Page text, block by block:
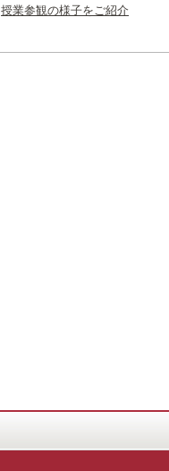
授業参観の様子をご紹介